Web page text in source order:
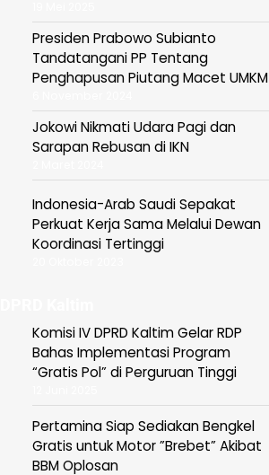
Presiden Prabowo Subianto
Tandatangani PP Tentang
Penghapusan Piutang Macet UMKM
Jokowi Nikmati Udara Pagi dan
Sarapan Rebusan di IKN
Indonesia-Arab Saudi Sepakat
Perkuat Kerja Sama Melalui Dewan
Koordinasi Tertinggi
Komisi IV DPRD Kaltim Gelar RDP
Bahas Implementasi Program
“Gratis Pol” di Perguruan Tinggi
Pertamina Siap Sediakan Bengkel
Gratis untuk Motor ”Brebet” Akibat
BBM Oplosan